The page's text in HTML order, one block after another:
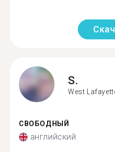
S.
West
СВОБОДНЫЙ
английский